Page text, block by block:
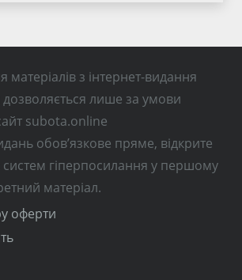
з інтернет-видання
лише за умови
subota.online
обов’язкове пряме, відкрите
гіперпосилання у першому
матеріал.
оферти